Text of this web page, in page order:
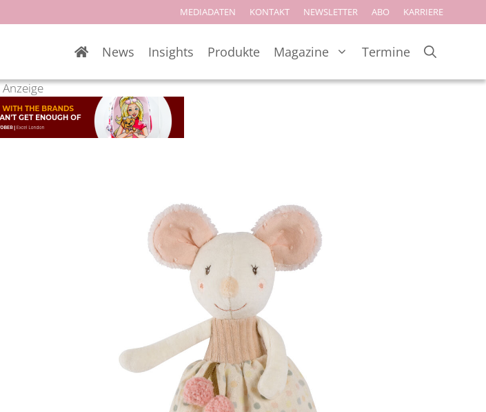
MEDIADATEN KONTAKT NEWSLETTER ABO KARRIERE
News Insights Produkte Magazine Termine
Anzeige